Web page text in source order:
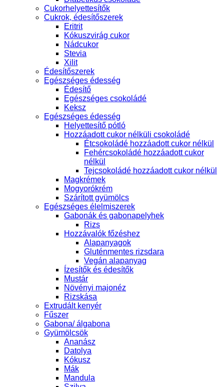
Cukorhelyettesítők
Cukrok, édesítőszerek
Eritrit
Kókuszvirág cukor
Nádcukor
Stevia
Xilit
Édesítőszerek
Egészséges édesség
Édesítő
Egészséges csokoládé
Keksz
Egészséges édesség
Helyettesítő pótló
Hozzáadott cukor nélküli csokoládé
Étcsokoládé hozzáadott cukor nélkül
Fehércsokoládé hozzáadott cukor
nélkül
Tejcsokoládé hozzáadott cukor nélkül
Magkrémek
Mogyorókrém
Szárított gyümölcs
Egészséges élelmiszerek
Gabonák és gabonapelyhek
Rizs
Hozzávalók főzéshez
Alapanyagok
Gluténmentes rizsdara
Vegán alapanyag
Ízesítők és édesítők
Mustár
Növényi majonéz
Rizskása
Extrudált kenyér
Fűszer
Gabona/ álgabona
Gyümölcsök
Ananász
Datolya
Kókusz
Mák
Mandula